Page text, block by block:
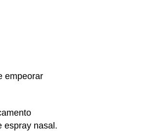
empeorar
espray nasal.